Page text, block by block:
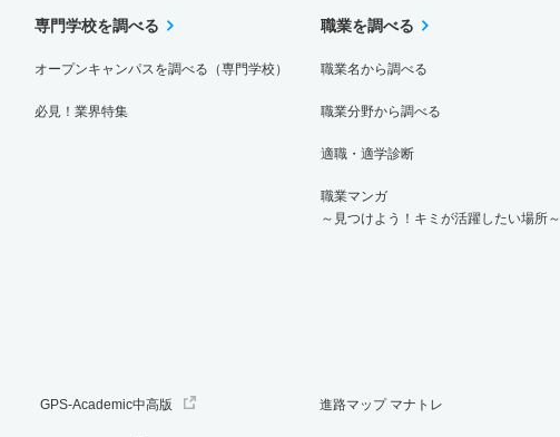
専門学校を調べる
オープンキャンパスを調べる（専門学校）
必見！業界特集
職業を調べる
職業名から調べる
職業分野から調べる
適職・適学診断
職業マンガ
～見つけよう！キミが活躍したい場所～
GPS-Academic中高版 進路マップ マナトレ